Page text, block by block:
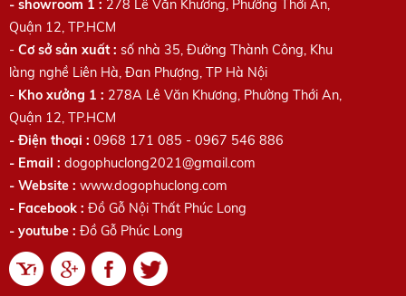
- showroom 1 : 278 Lê Văn Khương, Phường Thới An,
Quận 12, TP.HCM
- Cơ sở sản xuất : số nhà 35, Đường Thành Công, Khu
làng nghề Liên Hà, Đan Phượng, TP Hà Nội
- Kho xưởng 1 : 278A Lê Văn Khương, Phường Thới An,
Quận 12, TP.HCM
- Điện thoại : 0968 171 085 - 0967 546 886
- Email : dogophuclong2021@gmail.com
- Website : www.dogophuclong.com
- Facebook : Đồ Gỗ Nội Thất Phúc Long
- youtube : Đồ Gỗ Phúc Long